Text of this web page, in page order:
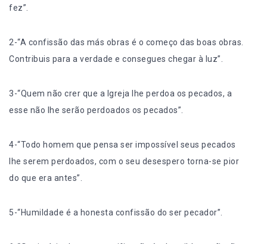
fez”.
2-“A confissão das más obras é o começo das boas obras.
Contribuis para a verdade e consegues chegar à luz”.
3-“Quem não crer que a Igreja lhe perdoa os pecados, a
esse não lhe serão perdoados os pecados”.
4-“Todo homem que pensa ser impossível seus pecados
lhe serem perdoados, com o seu desespero torna-se pior
do que era antes”.
5-“Humildade é a honesta confissão do ser pecador”.